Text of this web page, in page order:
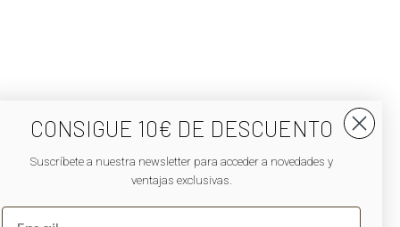
CONSIGUE 10€ DE DESCUENTO
Suscríbete a nuestra newsletter para acceder a novedades y
ventajas exclusivas.
EMIAL